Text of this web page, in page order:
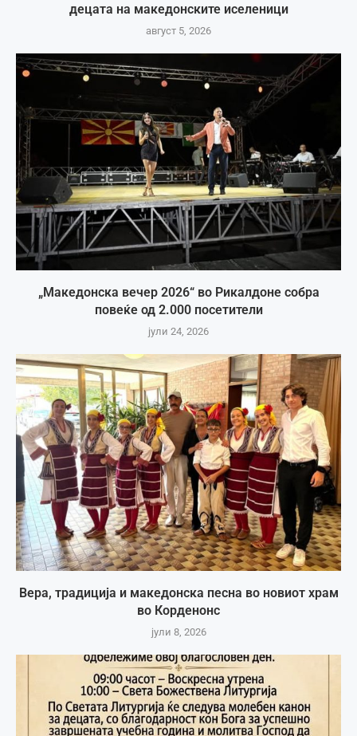
децата на македонските иселеници
август 5, 2026
„Македонска вечер 2026“ во Рикалдоне собра
повеќе од 2.000 посетители
јули 24, 2026
Вера, традиција и македонска песна во новиот храм
во Корденонс
јули 8, 2026